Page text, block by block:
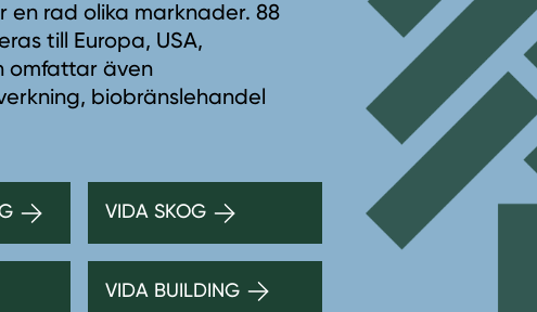
en rad olika marknader. 88
till Europa, USA,
omfattar även
biobränslehandel
VIDA SKOG
VIDA BUILDING